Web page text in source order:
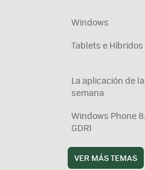
Windows
Tablets e Híbridos
La aplicación de la
semana
Windows Phone
GDR1
VER MÁS TEMAS